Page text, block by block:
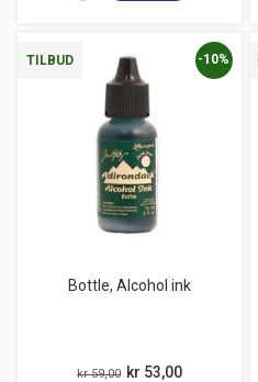
TILBUD
Bottle, Alcohol ink
-10%
kr 59,00 kr 53,00